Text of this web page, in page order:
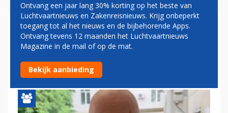
'PRIGOZJIN AAN BOORD VAN
GECRASHT VLIEGTUIG, GEEN
OVERLEVENDEN'
Ontvang een jaar lang 30% korting op het beste van
Luchtvaartnieuws en Zakenreisnieuws. Krijg onbeperkt
toegang tot al het nieuws en de bijbehorende Apps.
Ontvang tevens 12 maanden het Luchtvaartnieuws
Magazine in de mail of op de mat.
Bekijk aanbieding